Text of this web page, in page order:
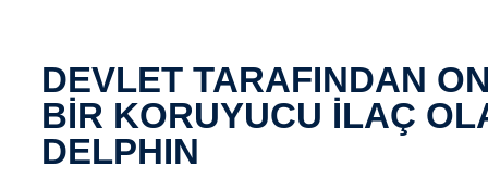
DEVLET TARAFINDAN
BİR KORUYUCU İLAÇ
DELPHIN